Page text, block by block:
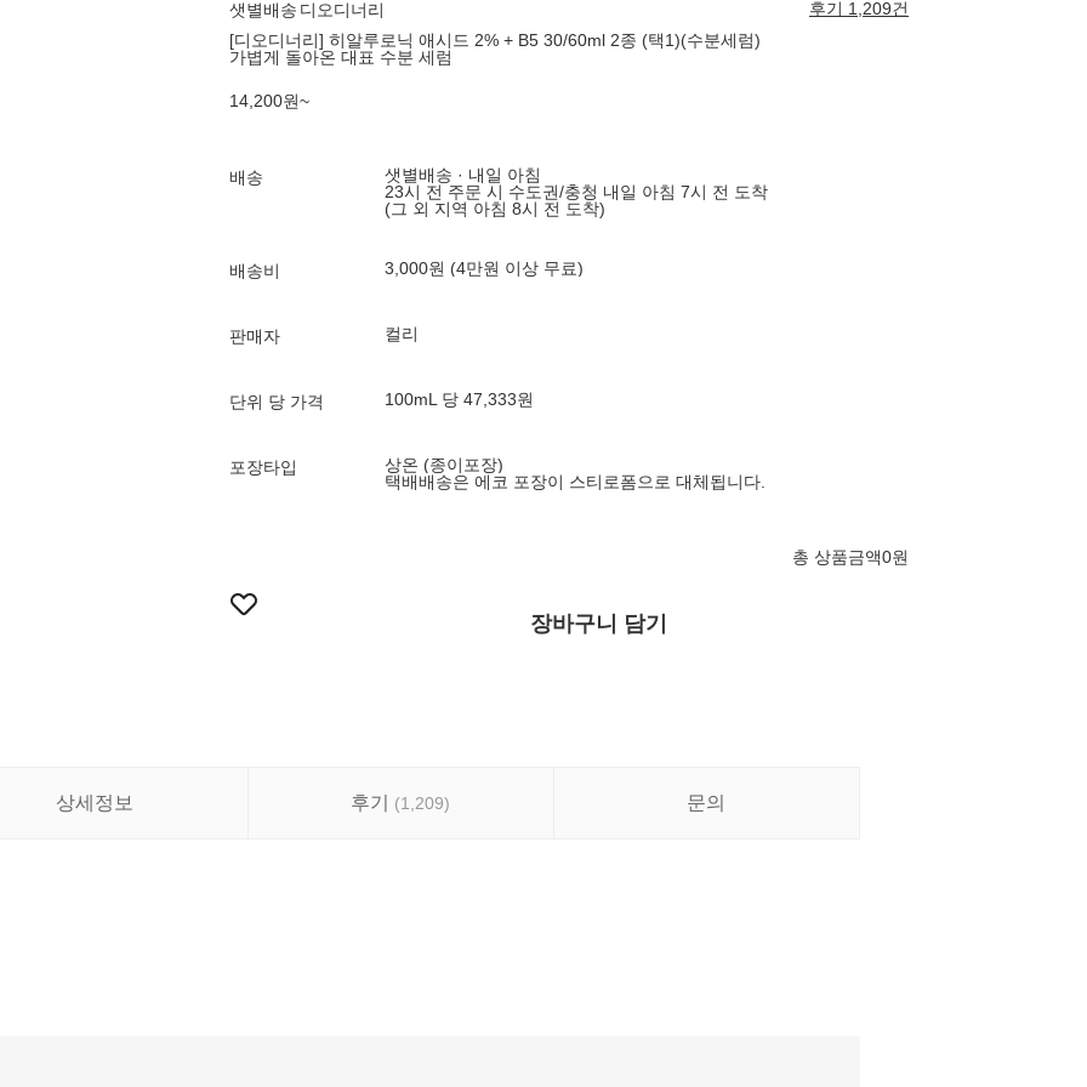
샛별배송 디오디너리
후기 1,209건
[디오디너리] 히알루로닉 애시드 2% + B5 30/60ml 2종 (택1)(수분세럼)
가볍게 돌아온 대표 수분 세럼
14,200원~
배송
샛별배송 · 내일 아침
23시 전 주문 시 수도권/충청 내일 아침 7시 전 도착
(그 외 지역 아침 8시 전 도착)
배송비 3,000원 (4만원 이상 무료)
판매자 컬리
단위 당 가격 100mL 당 47,333원
포장타입
상온 (종이포장)
택배배송은 에코 포장이 스티로폼으로 대체됩니다.
총 상품금액0원
장바구니 담기
상세정보 후기 (1,209) 문의